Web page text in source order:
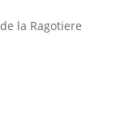
la Ragotiere